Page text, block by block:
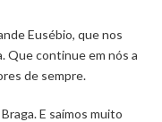
Eusébio, que nos
Que continue em nós a
de sempre.
E saímos muito